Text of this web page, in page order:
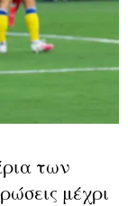
των
μέχρι